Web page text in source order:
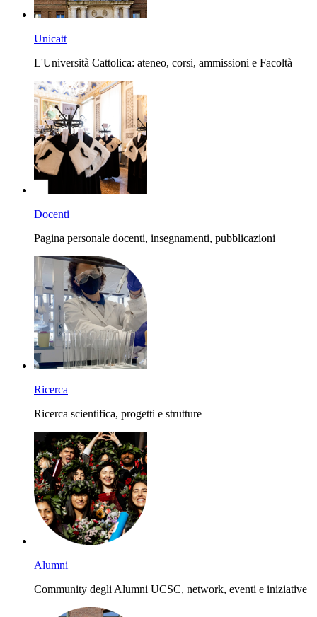
Unicatt
L'Università Cattolica: ateneo, corsi, ammissioni e Facoltà
Docenti
Pagina personale docenti, insegnamenti, pubblicazioni
Ricerca
Ricerca scientifica, progetti e strutture
Alumni
Community degli Alumni UCSC, network, eventi e iniziative